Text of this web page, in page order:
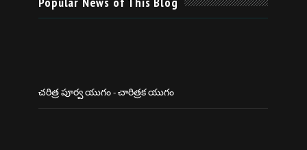
చరిత్ర పూర్వ యుగం - చారిత్రక యుగం